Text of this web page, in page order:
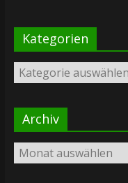
Kategorien
Kategorien
Archiv
Archiv